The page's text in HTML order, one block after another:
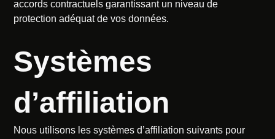
accords contractuels garantissant un niveau de
protection adéquat de vos données.
Systèmes
d’affiliation
Nous utilisons les systèmes d’affiliation suivants pour